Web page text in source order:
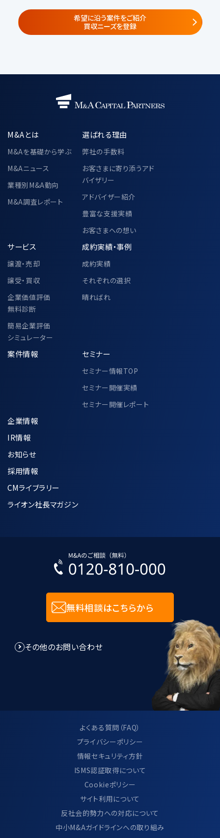
（https://www.mirai-fp.co.jp/）
②共同サービス提供者・共同セミナー企
氏名、電話番号、メールアドレス、所属企
共同利用の目的
・「3.個人情報の利用目的」に記載され
当該個人データの管理責任者
〒104-0028
東京都中央区八重洲二丁目2番1号 東
京ミッドタウン八重洲 八重洲セントラル
タワー 36階
M&Aキャピタルパートナーズ株式会社
代表取締役 中村 悟
6-2.個人情報の共同利用②
中小企業庁、一般社団法人M&A支援機関
協会、その他各公的機関での個人情報の共
同利用に関して、別途以下ページにて定め
https://www.ma-cp.com/privacy-
policy/joint-use/
必要な範囲内で正確かつ最新の状態に
保つように努めます。
壊、改竄及び漏洩などを防止するために
入力された個人情報に関しては、SSL技
8.個人情報管理規程に関して
当社は、個人情報管理規程を制定し、個
人情報に関する法令及びその他の規範に
適合させ、これらを遵守いたします。
当社は、個人情報管理規程の見直し及び
改善を継続的に行います。
9.サイト利用について
当サイトのご利用方法につきましては、別
ページ「 サイトのご利用について」に記載し
ております。
https://www.ma-cp.com/terms-of-
希望に沿う案件をご紹介
買収ニーズを登録
M&Aとは
M&Aを基礎から学ぶ
M&Aニュース
業種別M&A動向
M&A調査レポート
選ばれる理由
弊社の手数料
お客さまに寄り添うアド
バイザリー
アドバイザー紹介
豊富な支援実績
お客さまへの想い
サービス
譲渡・売却
譲受・買収
企業価値評価
無料診断
簡易企業評価
シミュレーター
成約実績・事例
成約実績
それぞれの選択
晴ればれ
案件情報 セミナー
セミナー情報TOP
セミナー開催実績
セミナー開催レポート
企業情報
IR情報
お知らせ
採用情報
CMライブラリー
ライオン社長マガジン
無料相談はこちらから
その他のお問い合わせ
よくある質問（FAQ）
プライバシーポリシー
情報セキュリティ方針
ISMS認証取得について
Cookieポリシー
サイト利用について
反社会的勢力への対応について
中小M&Aガイドラインへの取り組み